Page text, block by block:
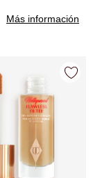
Más información